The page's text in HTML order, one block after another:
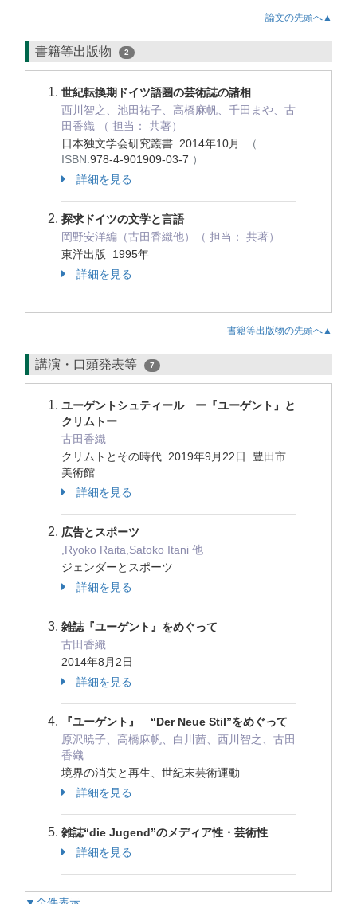
論文の先頭へ▲
書籍等出版物 2
世紀転換期ドイツ語圏の芸術誌の諸相
西川智之、池田祐子、高橋麻帆、千田まや、古
田香織 （ 担当： 共著）
日本独文学会研究叢書 2014年10月
（
ISBN:978-4-901909-03-7 ）
詳細を見る
探求ドイツの文学と言語
岡野安洋編（古田香織他）（ 担当： 共著）
東洋出版 1995年
詳細を見る
書籍等出版物の先頭へ▲
講演・口頭発表等 7
ユーゲントシュティール ー『ユーゲント』と
クリムトー
古田香織
クリムトとその時代 2019年9月22日 豊田市
美術館
詳細を見る
広告とスポーツ
,Ryoko Raita,Satoko Itani 他
ジェンダーとスポーツ
詳細を見る
雑誌『ユーゲント』をめぐって
古田香織
2014年8月2日
詳細を見る
『ユーゲント』 “Der Neue Stil”をめぐって
原沢暁子、高橋麻帆、白川茜、西川智之、古田
香織
境界の消失と再生、世紀末芸術運動
詳細を見る
雑誌“die Jugend”のメディア性・芸術性
詳細を見る